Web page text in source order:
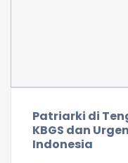
Patriarki di
KBGS dan
Indonesia